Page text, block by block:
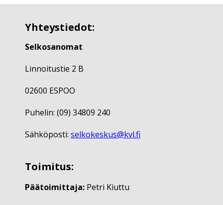
Yhteystiedot:
Selkosanomat
Linnoitustie 2 B
02600 ESPOO
Puhelin: (09) 34809 240
Sähköposti: selkokeskus@kvl.fi
Toimitus:
Päätoimittaja: Petri Kiuttu